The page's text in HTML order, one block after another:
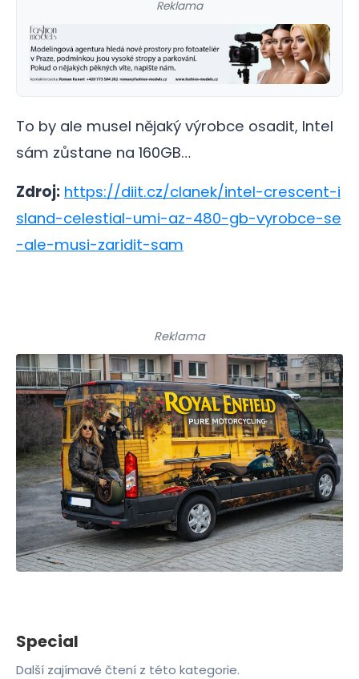
Reklama
To by ale musel nějaký výrobce osadit, Intel
sám zůstane na 160GB…
Zdroj: https://diit.cz/clanek/intel-crescent-i
sland-celestial-umi-az-480-gb-vyrobce-se
-ale-musi-zaridit-sam
Reklama
Special
Další zajímavé čtení z této kategorie.